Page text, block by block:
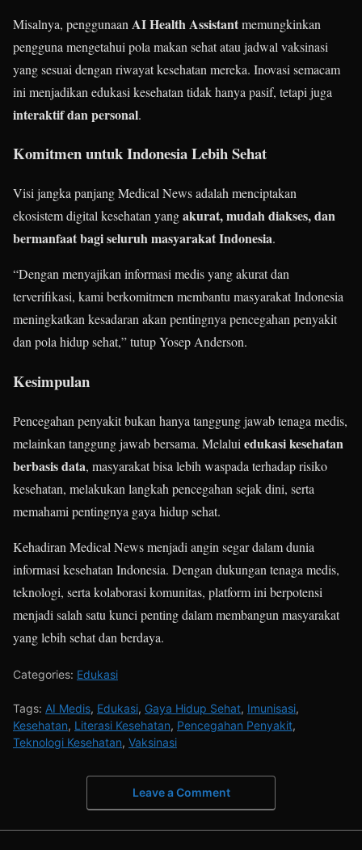
Misalnya, penggunaan AI Health Assistantmemungkinkan
pengguna mengetahui pola makan sehat atau jadwal vaksinasi
yang sesuai dengan riwayat kesehatan mereka. Inovasi semacam
ini menjadikan edukasi kesehatan tidak hanya pasif, tetapi juga
interaktif dan personal.
Komitmen untuk Indonesia Lebih Sehat
Visi jangka panjang Medical News adalah menciptakan
ekosistem digital kesehatan yangakurat, mudah diakses, dan
bermanfaat bagi seluruh masyarakat Indonesia.
“Dengan menyajikan informasi medis yang akurat dan
terverifikasi, kami berkomitmen membantu masyarakat Indonesia
meningkatkan kesadaran akan pentingnya pencegahan penyakit
dan pola hidup sehat,” tutup Yosep Anderson.
Kesimpulan
Pencegahan penyakit bukan hanya tanggung jawab tenaga medis,
melainkan tanggung jawab bersama. Melalui edukasi kesehatan
berbasis data, masyarakat bisa lebih waspada terhadap risiko
kesehatan, melakukan langkah pencegahan sejak dini, serta
memahami pentingnya gaya hidup sehat.
Kehadiran Medical News menjadi angin segar dalam dunia
informasi kesehatan Indonesia. Dengan dukungan tenaga medis,
teknologi, serta kolaborasi komunitas, platform ini berpotensi
menjadi salah satu kunci penting dalam membangun masyarakat
yang lebih sehat dan berdaya.
Categories: Edukasi
Tags: AI Medis, Edukasi, Gaya Hidup Sehat, Imunisasi,
Kesehatan, Literasi Kesehatan, Pencegahan Penyakit,
Teknologi Kesehatan, Vaksinasi
Leave a Comment